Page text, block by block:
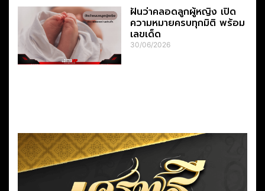
ฝันว่าคลอดลูกผู้หญิง เปิด
ความหมายครบทุกมิติ พร้อม
เลขเด็ด
30/06/2026